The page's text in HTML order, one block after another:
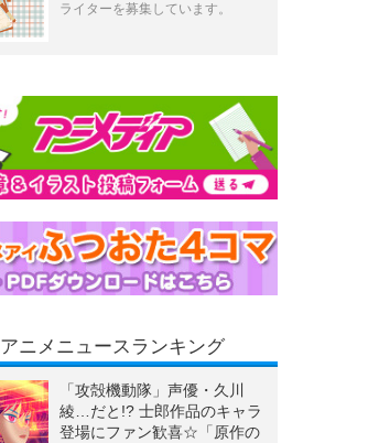
ライターを募集しています。
アニメニュースランキング
「攻殻機動隊」声優・久川
綾…だと!? 士郎作品のキャラ
登場にファン歓喜☆「原作の